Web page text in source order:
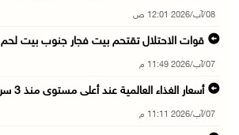
08/آب/2026 12:01 ص
قوات الاحتلال تقتحم بيت فجار جنوب بيت لحم
07/آب/2026 11:49 م
أسعار الغذاء العالمية عند أعلى مستوى منذ 3 سن ...
07/آب/2026 11:11 م